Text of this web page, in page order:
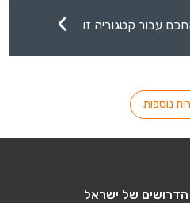
עבור קטגוריה זו
נוספות